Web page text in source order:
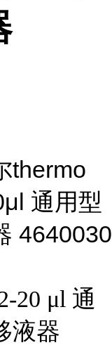
thermo
通用型
4640030
20 μl 通
液器